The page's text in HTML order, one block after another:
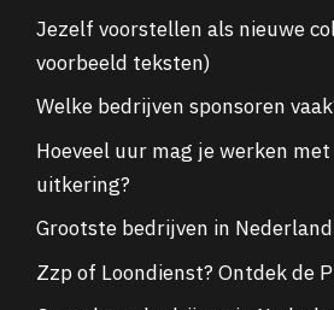
Jezelf voorstellen als nieuwe
voorbeeld teksten)
Welke bedrijven sponsoren
Hoeveel uur mag je werken
uitkering?
Grootste bedrijven in Nederland
Zzp of Loondienst? Ontdek de